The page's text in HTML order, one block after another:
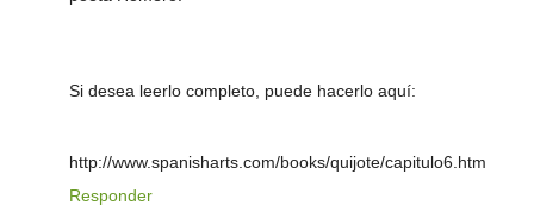
Si desea leerlo completo, puede hacerlo aquí:
http://www.spanisharts.com/books/quijote/capitulo6.htm
Responder